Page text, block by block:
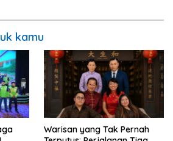
kamu
Warisan yang Tak Pernah